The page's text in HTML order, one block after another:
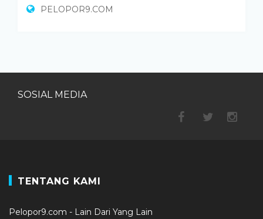
PELOPOR9.COM
SOSIAL MEDIA
TENTANG KAMI
Pelopor9.com - Lain Dari Yang Lain